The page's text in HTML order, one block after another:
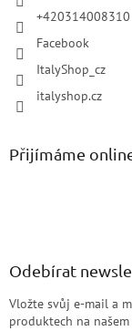
+420314008310
Facebook
ItalyShop_cz
italyshop.cz
Přijímáme
Odebírat
Vložte svůj e-mail a
produktech na